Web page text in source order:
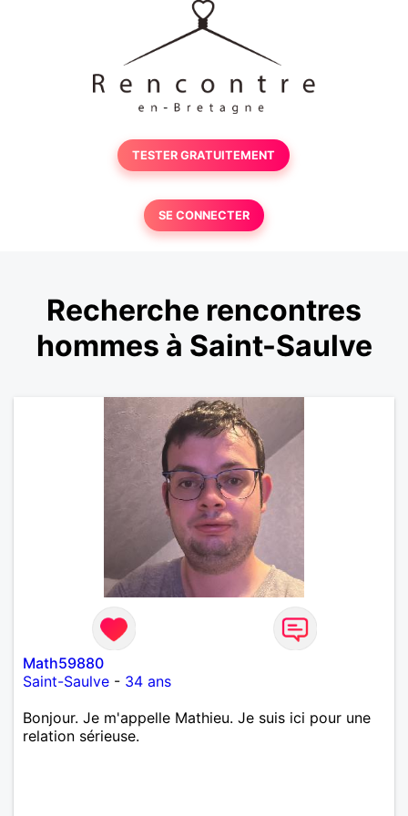
TESTER GRATUITEMENT
SE CONNECTER
Recherche rencontres
hommes à Saint-Saulve
Math59880
Saint-Saulve - 34 ans
Bonjour. Je m'appelle Mathieu. Je suis ici pour une
relation sérieuse.